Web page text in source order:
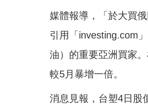
媒體報導，「於大買
引用「investing.com
油）的重要亞洲買家
較5月暴增一倍。
消息見報，台塑4日股